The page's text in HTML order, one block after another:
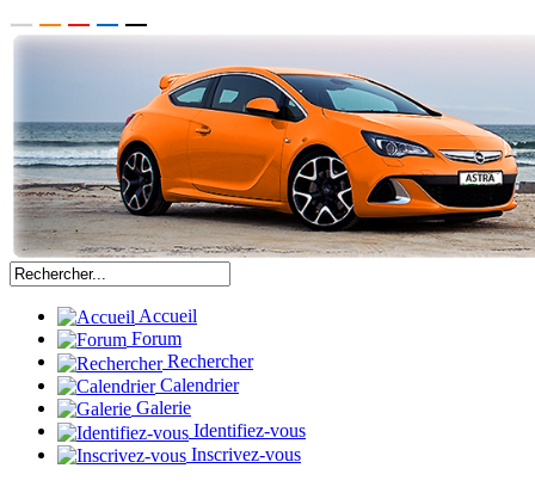
Accueil
Forum
Rechercher
Calendrier
Galerie
Identifiez-vous
Inscrivez-vous